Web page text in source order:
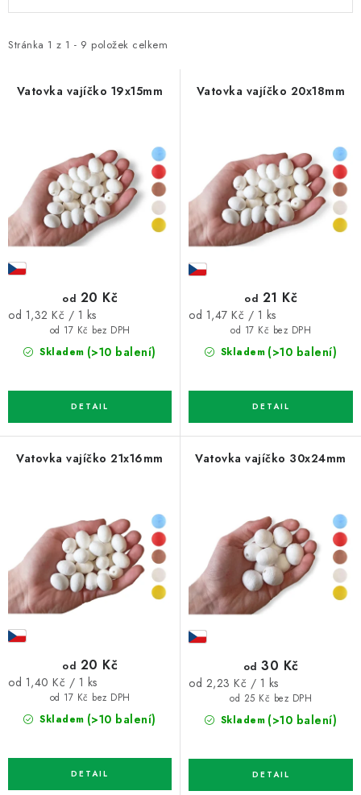
i
p
k
t
ů
Stránka 1 z 1 - 9 položek celkem
e
u
k
t
ů
Vatovka vajíčko 19x15mm
Skladem (>10 balení)
od 17 Kč bez DPH
od 20 Kč
Měrná
od 1,32 Kč / 1 ks
Vatovka vajíčko 20x18mm
Skladem (>10 balení)
od 17 Kč bez DPH
od 21 Kč
Měrná
od 1,47 Kč / 1 ks
Vatovka vajíčko 21x16mm
Skladem (>10 balení)
od 17 Kč bez DPH
od 20 Kč
Měrná
od 1,40 Kč / 1 ks
Vatovka vajíčko 30x24mm
Skladem (>10 balení)
od 25 Kč bez DPH
od 30 Kč
Měrná
od 2,23 Kč / 1 ks